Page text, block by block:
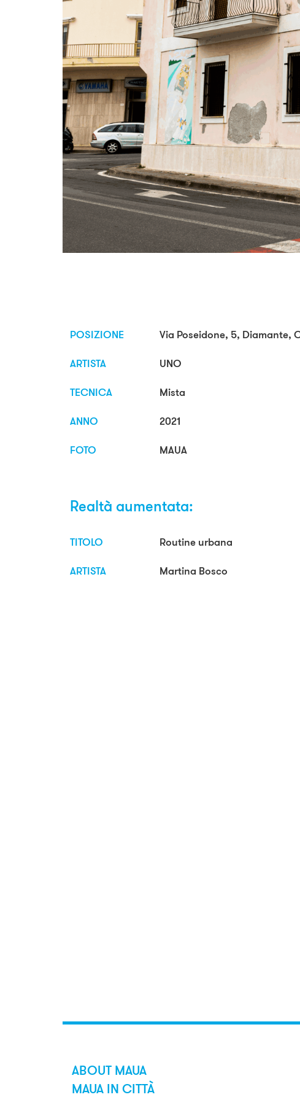
POSIZIONE
Via Poseidone, 5, Diamante,
ARTISTA
UNO
TECNICA
Mista
ANNO
2021
FOTO
MAUA
Realtà aumentata:
TITOLO
Routine urbana
ARTISTA
Martina Bosco
ABOUT MAUA
MAUA IN CITTÀ